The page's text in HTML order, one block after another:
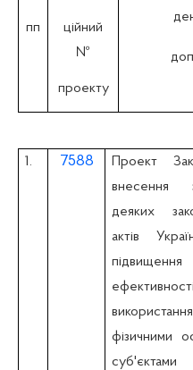
пп
ційний
№
проекту
1. 7588
Проект
внесення
деяких
актів
підвищення
ефективності
фізичними
суб'єктами